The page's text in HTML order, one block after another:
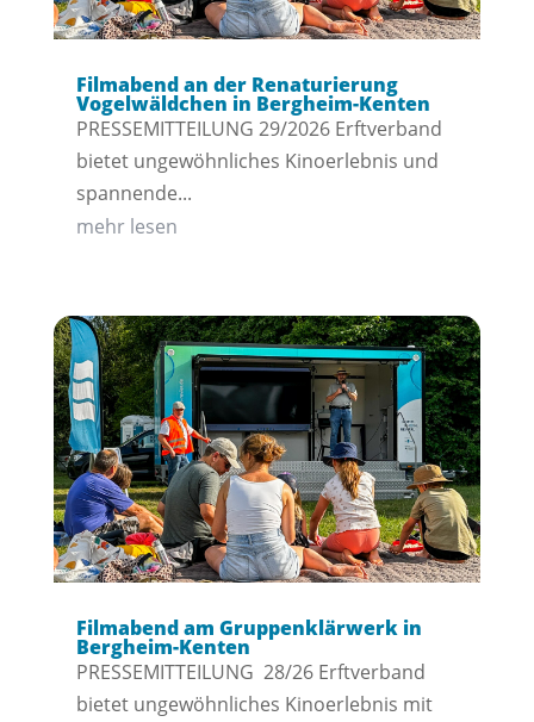
Filmabend an der Renaturierung
Vogelwäldchen in Bergheim-Kenten
PRESSEMITTEILUNG 29/2026 Erftverband
bietet ungewöhnliches Kinoerlebnis und
spannende...
mehr lesen
Filmabend am Gruppenklärwerk in
Bergheim-Kenten
PRESSEMITTEILUNG 28/26 Erftverband
bietet ungewöhnliches Kinoerlebnis mit